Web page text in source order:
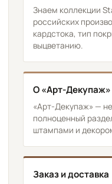
Знаем коллекции
российских
кардстока, тип
выцветанию.
О «Арт-Декупаж»
«Арт-Декупаж» —
полноценный
штампами и
Заказ и доставка